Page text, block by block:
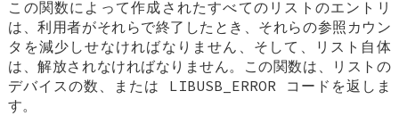
この関数によって作成されたすべてのリストのエントリ
は、利用者がそれらで終了したとき、それらの参照カウン
タを減少しせなければなりません、そして、リスト自体
は、解放されなければなりません。この関数は、リストの
デバイスの数、または LIBUSB_ERROR コードを返しま
す。